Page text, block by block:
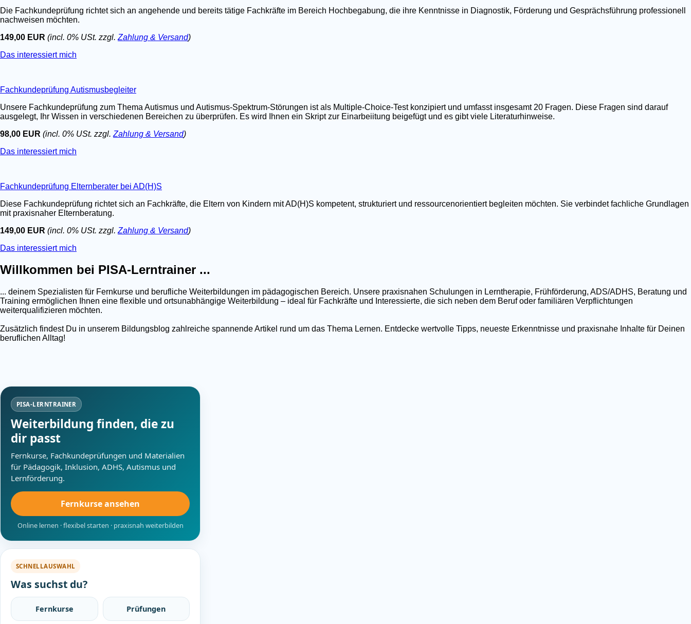
Die Fachkundeprüfung richtet sich an angehende und bereits tätige Fachkräfte im Bereich Hochbegabung, die ihre Kenntnisse in Diagnostik, Förderung und Gesprächsführung professionell
nachweisen möchten.
149,00 EUR (incl. 0% USt. zzgl. Zahlung & Versand)
Das interessiert mich
Fachkundeprüfung Autismusbegleiter
Unsere Fachkundeprüfung zum Thema Autismus und Autismus-Spektrum-Störungen ist als Multiple-Choice-Test konzipiert und umfasst insgesamt 20 Fragen. Diese Fragen sind darauf
ausgelegt, Ihr Wissen in verschiedenen Bereichen zu überprüfen. Es wird Ihnen ein Skript zur Einarbeiitung beigefügt und es gibt viele Literaturhinweise.
98,00 EUR (incl. 0% USt. zzgl. Zahlung & Versand)
Das interessiert mich
Fachkundeprüfung Elternberater bei AD(H)S
Diese Fachkundeprüfung richtet sich an Fachkräfte, die Eltern von Kindern mit AD(H)S kompetent, strukturiert und ressourcenorientiert begleiten möchten. Sie verbindet fachliche Grundlagen
mit praxisnaher Elternberatung.
149,00 EUR (incl. 0% USt. zzgl. Zahlung & Versand)
Das interessiert mich
Willkommen bei PISA-Lerntrainer ...
... deinem Spezialisten für Fernkurse und berufliche Weiterbildungen im pädagogischen Bereich. Unsere praxisnahen Schulungen in Lerntherapie, Frühförderung, ADS/ADHS, Beratung und
Training ermöglichen Ihnen eine flexible und ortsunabhängige Weiterbildung – ideal für Fachkräfte und Interessierte, die sich neben dem Beruf oder familiären Verpflichtungen
weiterqualifizieren möchten.
Zusätzlich findest Du in unserem Bildungsblog zahlreiche spannende Artikel rund um das Thema Lernen. Entdecke wertvolle Tipps, neueste Erkenntnisse und praxisnahe Inhalte für Deinen
beruflichen Alltag!
PISA-LERNTRAINER
Weiterbildung finden, die zu
dir passt
Fernkurse, Fachkundeprüfungen und Materialien
für Pädagogik, Inklusion, ADHS, Autismus und
Lernförderung.
Fernkurse ansehen
Online lernen · flexibel starten · praxisnah weiterbilden
SCHNELLAUSWAHL
Was suchst du?
Fernkurse Prüfungen